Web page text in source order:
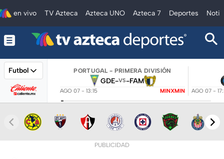
en vivo TV Azteca Azteca UNO Azteca 7 Deportes
Futbol PORTUGAL - PRIMERA DIVISIÓN
GDE-VS-FAM
AGO 07 - 13:15 MINXMIN AGO 07 -
PUBLICIDAD